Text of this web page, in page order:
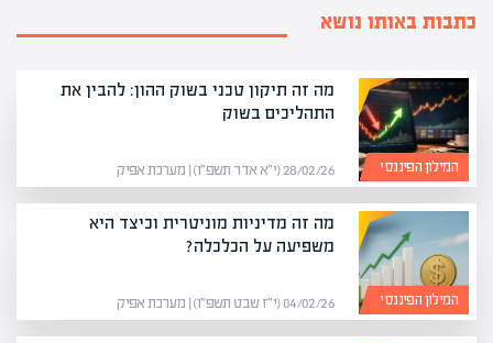
כתבות באותו נושא
המילון הפיננסי
מה זה תיקון טכני בשוק ההון: להבין את
התהליכים בשוק
28/02/26 (י״א אדר תשפ״ו) | מערכת אפיק
המילון הפיננסי
מה זה מדיניות מוניטרית וכיצד היא
משפיעה על הכלכלה?
04/02/26 (י״ז שבט תשפ״ו) | מערכת אפיק